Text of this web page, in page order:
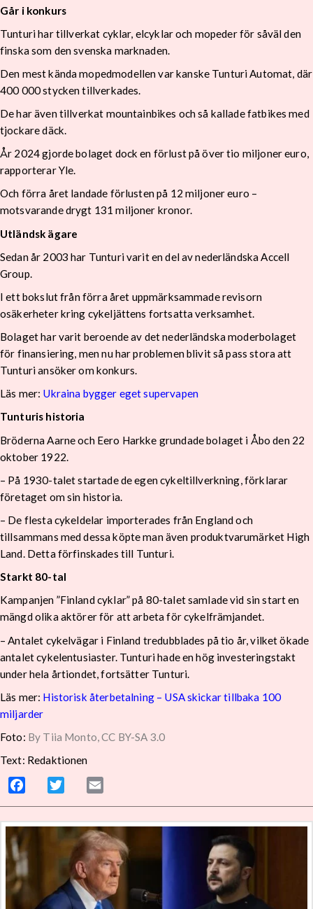
Går i konkurs
Tunturi har tillverkat cyklar, elcyklar och mopeder för såväl den
finska som den svenska marknaden.
Den mest kända mopedmodellen var kanske Tunturi Automat, där
400 000 stycken tillverkades.
De har även tillverkat mountainbikes och så kallade fatbikes med
tjockare däck.
År 2024 gjorde bolaget dock en förlust på över tio miljoner euro,
rapporterar Yle.
Och förra året landade förlusten på 12 miljoner euro –
motsvarande drygt 131 miljoner kronor.
Utländsk ägare
Sedan år 2003 har Tunturi varit en del av nederländska Accell
Group.
I ett bokslut från förra året uppmärksammade revisorn
osäkerheter kring cykeljättens fortsatta verksamhet.
Bolaget har varit beroende av det nederländska moderbolaget
för finansiering, men nu har problemen blivit så pass stora att
Tunturi ansöker om konkurs.
Läs mer: Ukraina bygger eget supervapen
Tunturis historia
Bröderna Aarne och Eero Harkke grundade bolaget i Åbo den 22
oktober 1922.
– På 1930-talet startade de egen cykeltillverkning, förklarar
företaget om sin historia.
– De flesta cykeldelar importerades från England och
tillsammans med dessa köpte man även produktvarumärket High
Land. Detta förfinskades till Tunturi.
Starkt 80-tal
Kampanjen ”Finland cyklar” på 80-talet samlade vid sin start en
mängd olika aktörer för att arbeta för cykelfrämjandet.
– Antalet cykelvägar i Finland tredubblades på tio år, vilket ökade
antalet cykelentusiaster. Tunturi hade en hög investeringstakt
under hela årtiondet, fortsätter Tunturi.
Läs mer: Historisk återbetalning – USA skickar tillbaka 100
miljarder
Foto: By Tiia Monto, CC BY-SA 3.0
Text: Redaktionen
Facebook Twitter